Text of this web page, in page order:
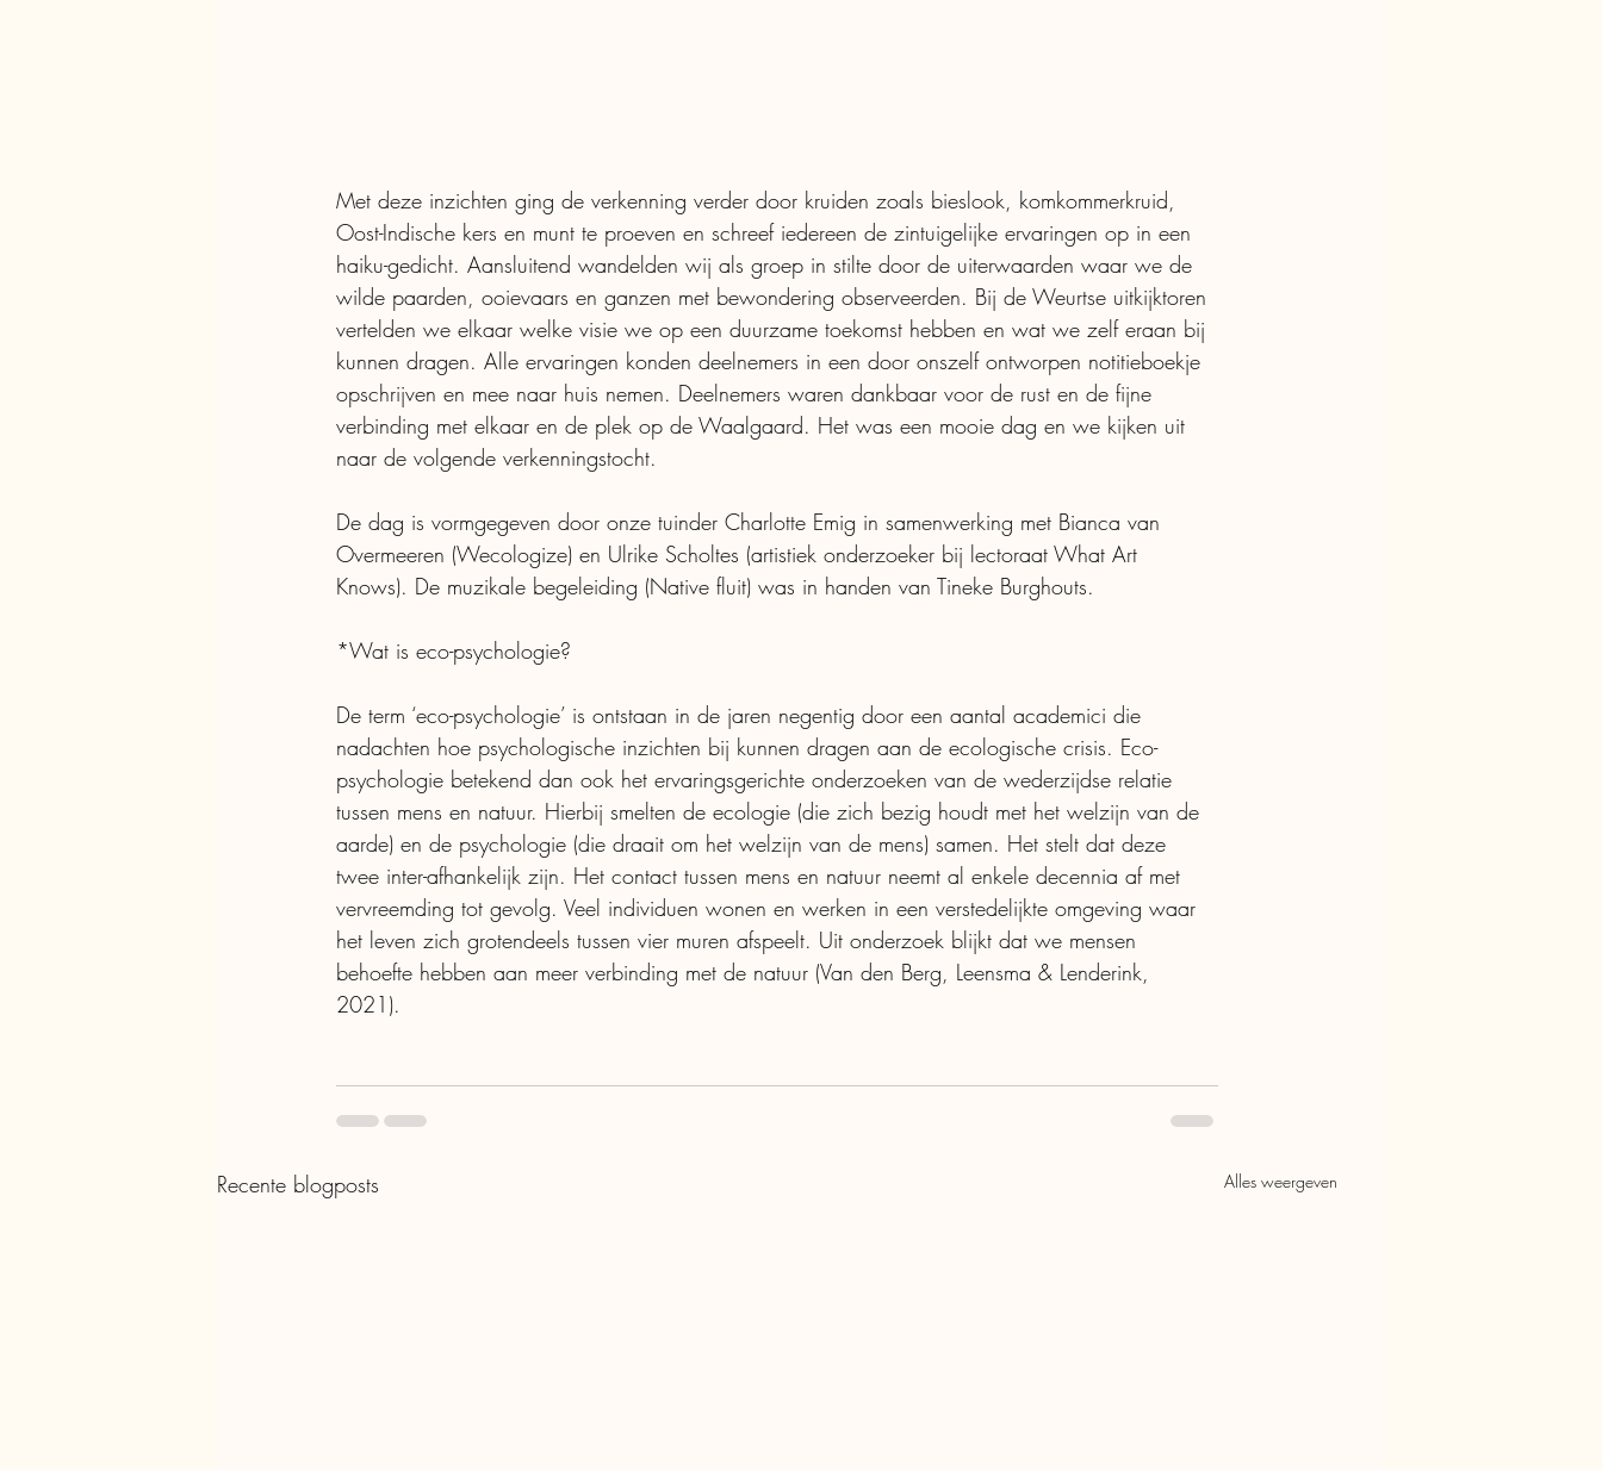
Met deze inzichten ging de verkenning verder door kruiden zoals bieslook, komkommerkruid,
Oost-Indische kers en munt te proeven en schreef iedereen de zintuigelijke ervaringen op in een
haiku-gedicht. Aansluitend wandelden wij als groep in stilte door de uiterwaarden waar we de
wilde paarden, ooievaars en ganzen met bewondering observeerden. Bij de Weurtse uitkijktoren
vertelden we elkaar welke visie we op een duurzame toekomst hebben en wat we zelf eraan bij
kunnen dragen. Alle ervaringen konden deelnemers in een door onszelf ontworpen notitieboekje
opschrijven en mee naar huis nemen. Deelnemers waren dankbaar voor de rust en de fijne
verbinding met elkaar en de plek op de Waalgaard. Het was een mooie dag en we kijken uit
naar de volgende verkenningstocht.
De dag is vormgegeven door onze tuinder Charlotte Emig in samenwerking met Bianca van
Overmeeren (Wecologize) en Ulrike Scholtes (artistiek onderzoeker bij lectoraat What Art
Knows). De muzikale begeleiding (Native fluit) was in handen van Tineke Burghouts.
*Wat is eco-psychologie?
De term ‘eco-psychologie’ is ontstaan in de jaren negentig door een aantal academici die
nadachten hoe psychologische inzichten bij kunnen dragen aan de ecologische crisis. Eco-
psychologie betekend dan ook het ervaringsgerichte onderzoeken van de wederzijdse relatie
tussen mens en natuur. Hierbij smelten de ecologie (die zich bezig houdt met het welzijn van de
aarde) en de psychologie (die draait om het welzijn van de mens) samen. Het stelt dat deze
twee inter-afhankelijk zijn. Het contact tussen mens en natuur neemt al enkele decennia af met
vervreemding tot gevolg. Veel individuen wonen en werken in een verstedelijkte omgeving waar
het leven zich grotendeels tussen vier muren afspeelt. Uit onderzoek blijkt dat we mensen
behoefte hebben aan meer verbinding met de natuur (Van den Berg, Leensma & Lenderink,
2021).
Recente blogposts Alles weergeven